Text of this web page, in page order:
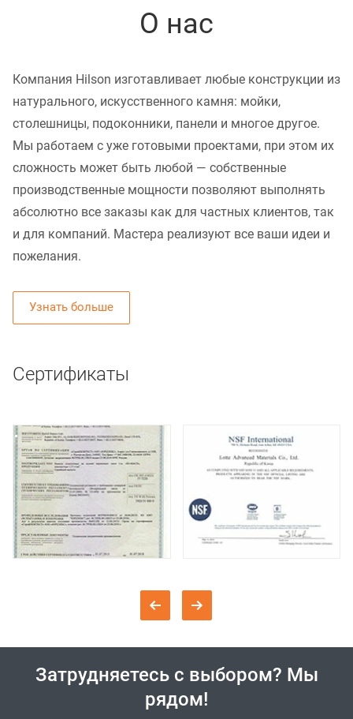
О нас
Компания Hilson изготавливает любые конструкции из
натурального, искусственного камня: мойки,
столешницы, подоконники, панели и многое другое.
Мы работаем с уже готовыми проектами, при этом их
сложность может быть любой — собственные
производственные мощности позволяют выполнять
абсолютно все заказы как для частных клиентов, так
и для компаний. Мастера реализуют все ваши идеи и
пожелания.
Узнать больше
Сертификаты
Затрудняетесь с выбором? Мы
рядом!